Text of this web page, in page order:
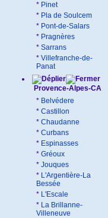
* Pinet
* Pla de Soulcem
* Pont-de-Salars
* Pragnères
* Sarrans
* Villefranche-de-
Panat
Provence-Alpes-CA
* Belvédere
* Castillon
* Chaudanne
* Curbans
* Espinasses
* Gréoux
* Jouques
* L'Argentière-La
Bessée
* L'Escale
* La Brillanne-
Villeneuve